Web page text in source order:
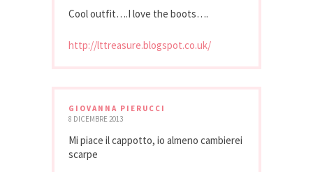
Cool outfit….I love the boots….
http://lttreasure.blogspot.co.uk/
GIOVANNA PIERUCCI
8 DICEMBRE 2013
Mi piace il cappotto, io almeno cambierei
scarpe